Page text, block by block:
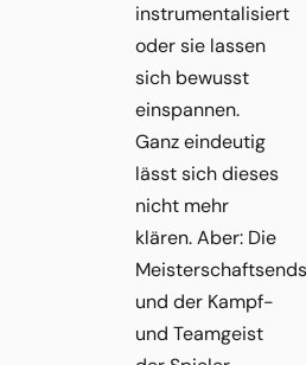
instrumentalisiert
oder sie lassen
sich bewusst
einspannen.
Ganz eindeutig
lässt sich dieses
nicht mehr
klären. Aber: Die
und der Kampf-
und Teamgeist